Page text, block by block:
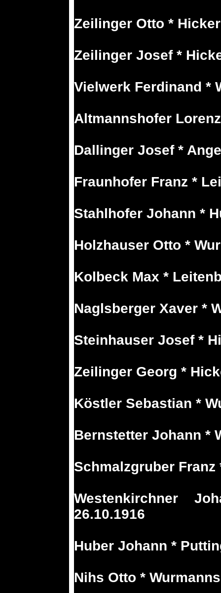
Zeilinger Otto *
Zeilinger Josef *
Vielwerk Ferdinand *
Altmannshofer
Dallinger Josef *
Fraunhofer Franz *
Stahlhofer Johann *
Holzhauser Otto *
Kolbeck Max *
Naglsberger Xaver *
Steinhauser Josef *
Zeilinger Georg *
Köstler Sebastian *
Bernstetter Johann *
Schmalzgruber Franz
Westenkirchner
26.10.1916
Huber Johann *
Nihs Otto *